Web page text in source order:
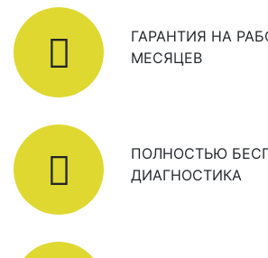
ГАРАНТИЯ НА
МЕСЯЦЕВ
ПОЛНОСТЬЮ
ДИАГНОСТИКА